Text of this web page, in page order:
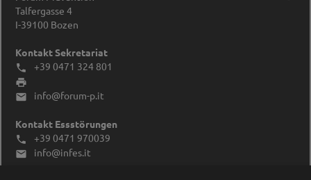
Talfergasse 4
I-39100 Bozen
Kontakt Sekretariat
 +39 0471 324 801


info@forum-p.it
Kontakt Essstörungen
 +39 0471 970039
 info@infes.it